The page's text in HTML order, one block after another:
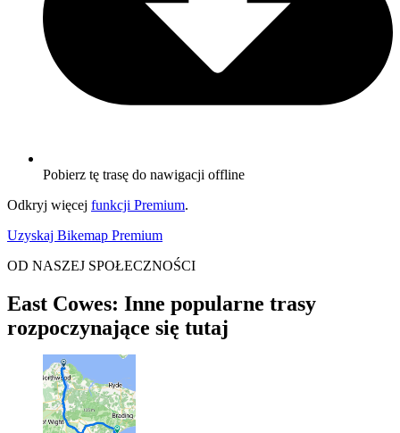
Pobierz tę trasę do nawigacji offline
Odkryj więcej funkcji Premium.
Uzyskaj Bikemap Premium
OD NASZEJ SPOŁECZNOŚCI
East Cowes: Inne popularne trasy
rozpoczynające się tutaj